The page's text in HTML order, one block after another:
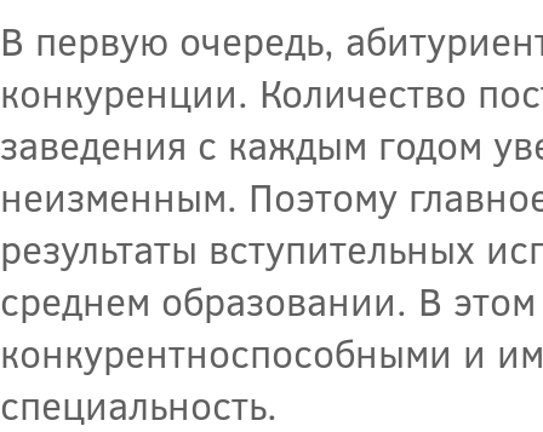
В первую очередь,
конкуренции. Количество
заведения с каждым годом
неизменным. Поэтому
результаты вступительных
среднем образовании. В
конкурентноспособными и
специальность.